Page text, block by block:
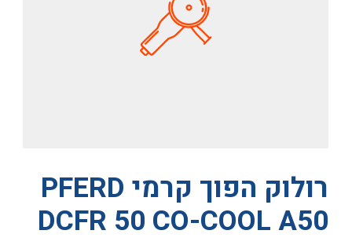
רולוק הפוך קרמי PFERD
DCFR 50 CO-COOL A50